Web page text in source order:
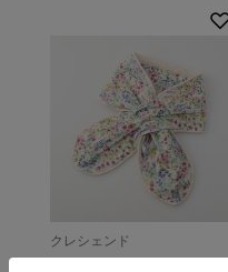
クレシェンド